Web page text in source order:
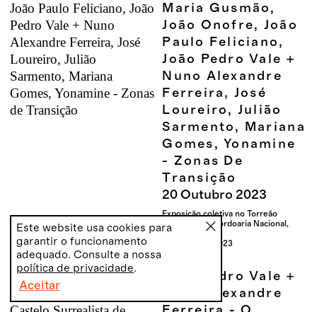
PT EN
Este website usa cookies para
garantir o funcionamento
adequado. Consulte a nossa
política de privacidade.
Aceitar
Maria Gusmão,
João Onofre, João
Paulo Feliciano,
João Pedro Vale +
Nuno Alexandre
Ferreira, José
Loureiro, Julião
Sarmento, Mariana
Gomes, Yonamine
- Zonas De
Transição
20 Outubro 2023
Exposição coletiva no Torreão
Nascente da Cordoaria Nacional,
Lisboa
20.10 - 22.12.2023
João Pedro Vale +
Nuno Alexandre